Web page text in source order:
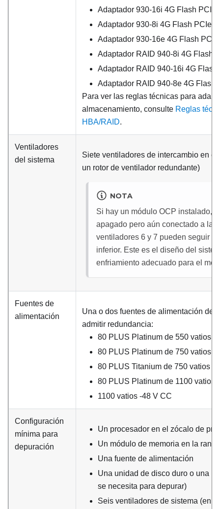
Adaptador 930-16i 4G Flash PCIe
Adaptador 930-8i 4G Flash PCIe
Adaptador 930-16e 4G Flash
Adaptador RAID 940-8i 4G Flash
Adaptador RAID 940-16i 4G Flash
Adaptador RAID 940-8e 4G Flash
Para ver las reglas técnicas para
almacenamiento, consulte Reglas
HBA/RAID.
Ventiladores
del sistema
Siete ventiladores de intercambio en
un rotor de ventilador redundante)
NOTA
Si hay un módulo OCP instalado,
apagado pero aún conectado a la
ventiladores 6 y 7 pueden seguir
inferior. Este es el diseño del
enfriamiento adecuado para el
Fuentes de
alimentación
Una o dos fuentes de alimentación de
admitir redundancia:
80 PLUS Platinum de 550 vatios
80 PLUS Platinum de 750 vatios
80 PLUS Titanium de 750 vatios
80 PLUS Platinum de 1100 vatios
1100 vatios -48 V CC
Configuración
mínima para
depuración
Un procesador en el zócalo de
Un módulo de memoria en la
Una fuente de alimentación
Una unidad de disco duro o una
se necesita para depurar)
Seis ventiladores de sistema (en